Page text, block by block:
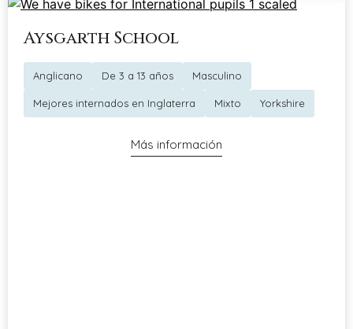
Aysgarth School
Anglicano De 3 a 13 años Masculino
Mejores internados en Inglaterra Mixto Yorkshire
Más información